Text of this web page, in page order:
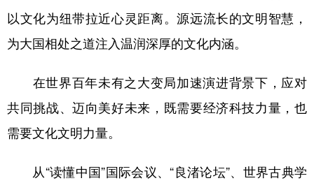
以文化为纽带拉近心灵距离。源远流长的文明智慧，
为大国相处之道注入温润深厚的文化内涵。
在世界百年未有之大变局加速演进背景下，应对
共同挑战、迈向美好未来，既需要经济科技力量，也
需要文化文明力量。
从“读懂中国”国际会议、“良渚论坛”、世界古典学